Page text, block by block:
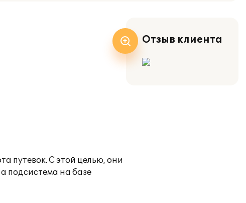
путевок. С этой целью, они
подсистема на базе
Отзыв клиента